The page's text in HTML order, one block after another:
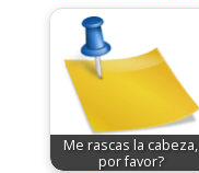
Me rascas la cabeza,
por favor?